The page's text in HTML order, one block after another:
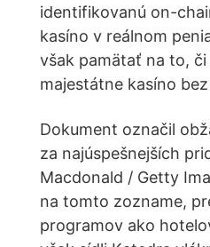
identifikovanú on-
kasíno v reálnom
však pamätať na to, či
majestátne kasíno
Dokument označil
za najúspešnejších
Macdonald / Getty
na tomto zozname,
programov ako